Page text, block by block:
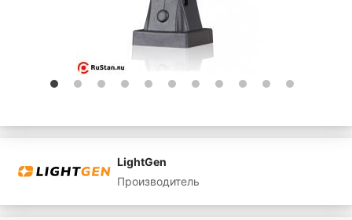
LightGen
Производитель